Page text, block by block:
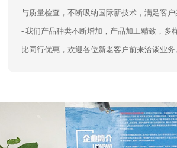
与质量检查，不断吸纳国际新技术，满足客户
- 我们产品种类不断增加，产品加工精致，多
比同行优惠，欢迎各位新老客户前来洽谈业务